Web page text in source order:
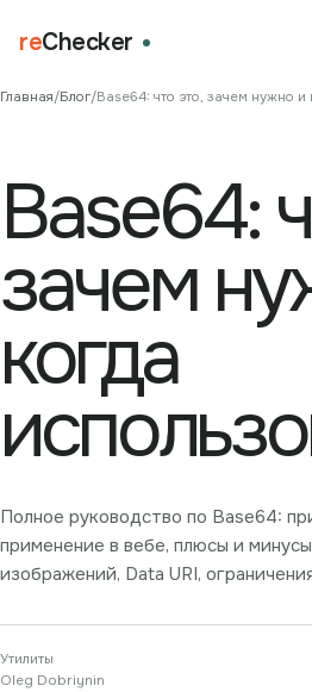
reChecker
Главная/Блог/Base64: что это, зачем нужно и
Base64:
зачем
когда
Полное руководство по Base64:
применение в вебе, плюсы и
изображений, Data URI,
Утилиты
Oleg Dobriynin